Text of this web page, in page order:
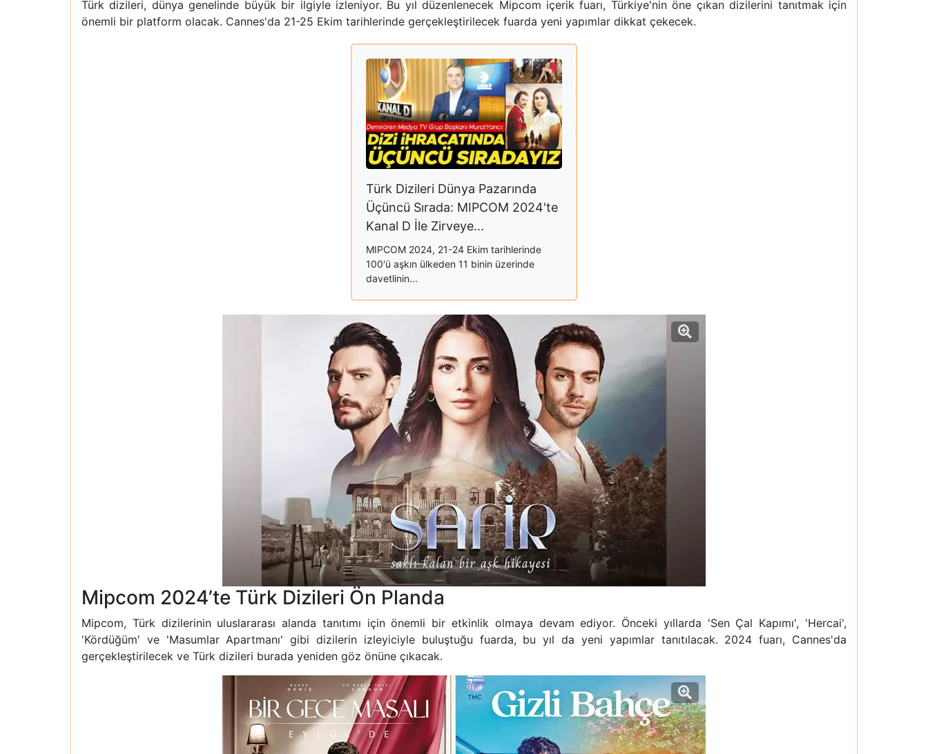
Türk dizileri, dünya genelinde büyük bir ilgiyle izleniyor. Bu yıl düzenlenecek Mipcom içerik fuarı, Türkiye'nin öne çıkan dizilerini tanıtmak için
önemli bir platform olacak. Cannes'da 21-25 Ekim tarihlerinde gerçekleştirilecek fuarda yeni yapımlar dikkat çekecek.
Türk Dizileri Dünya Pazarında
Üçüncü Sırada: MIPCOM 2024'te
Kanal D İle Zirveye...
MIPCOM 2024, 21-24 Ekim tarihlerinde
100'ü aşkın ülkeden 11 binin üzerinde
davetlinin...
Mipcom 2024’te Türk Dizileri Ön Planda
Mipcom, Türk dizilerinin uluslararası alanda tanıtımı için önemli bir etkinlik olmaya devam ediyor. Önceki yıllarda 'Sen Çal Kapımı', 'Hercai',
'Kördüğüm' ve 'Masumlar Apartmanı' gibi dizilerin izleyiciyle buluştuğu fuarda, bu yıl da yeni yapımlar tanıtılacak. 2024 fuarı, Cannes'da
gerçekleştirilecek ve Türk dizileri burada yeniden göz önüne çıkacak.